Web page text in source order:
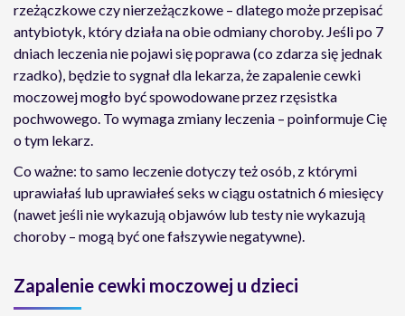
rzeżączkowe czy nierzeżączkowe – dlatego może przepisać
antybiotyk, który działa na obie odmiany choroby. Jeśli po 7
dniach leczenia nie pojawi się poprawa (co zdarza się jednak
rzadko), będzie to sygnał dla lekarza, że zapalenie cewki
moczowej mogło być spowodowane przez rzęsistka
pochwowego. To wymaga zmiany leczenia – poinformuje Cię
o tym lekarz.
Co ważne: to samo leczenie dotyczy też osób, z którymi
uprawiałaś lub uprawiałeś seks w ciągu ostatnich 6 miesięcy
(nawet jeśli nie wykazują objawów lub testy nie wykazują
choroby – mogą być one fałszywie negatywne).
Zapalenie cewki moczowej u dzieci